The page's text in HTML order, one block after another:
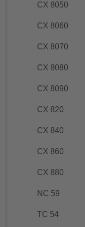
CX 8050
CX 8060
CX 8070
CX 8080
CX 8090
CX 820
CX 840
CX 860
CX 880
NC 59
TC 54